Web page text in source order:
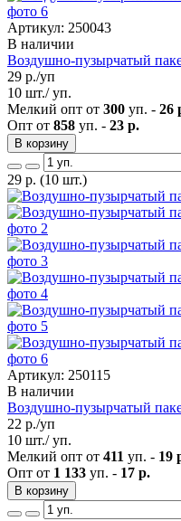
Артикул: 250043
В наличии
Воздушно-пузырчатый
29 р./уп
10 шт./ уп.
Мелкий опт от 300 уп. - 26
Опт от 858 уп. - 23 р.
В корзину
29 р. (10 шт.)
Артикул: 250115
В наличии
Воздушно-пузырчатый
22 р./уп
10 шт./ уп.
Мелкий опт от 411 уп. - 19
Опт от 1 133 уп. - 17 р.
В корзину